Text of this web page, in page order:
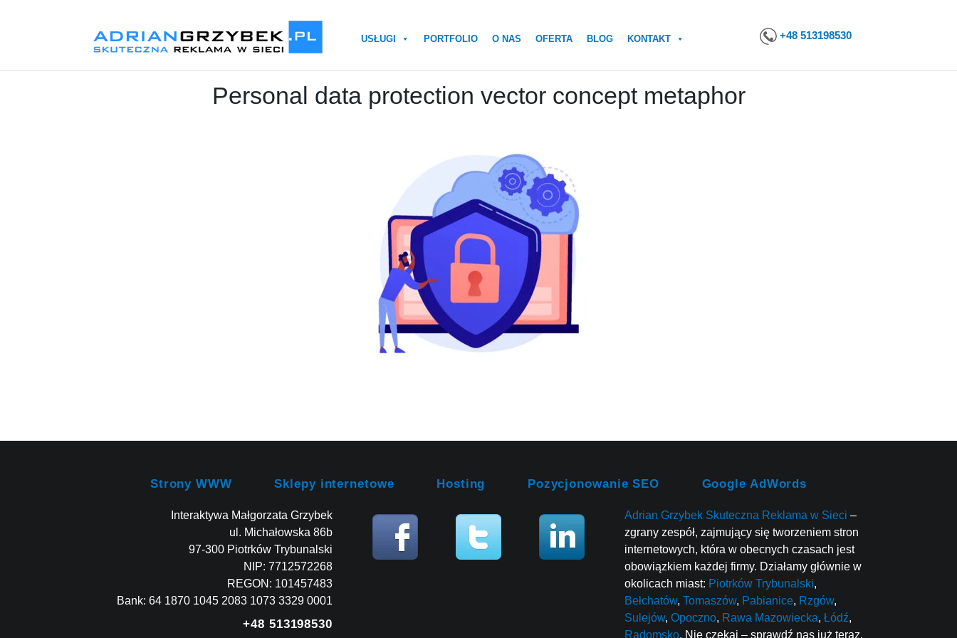
USŁUGI PORTFOLIO O NAS OFERTA BLOG KONTAKT +48 513198530
Personal data protection vector concept metaphor
Strony WWW Sklepy internetowe Hosting Pozycjonowanie SEO Google AdWords
Interaktywa Małgorzata Grzybek
ul. Michałowska 86b
97-300 Piotrków Trybunalski
NIP: 7712572268
REGON: 101457483
Bank: 64 1870 1045 2083 1073 3329 0001
+48 513198530
Adrian Grzybek Skuteczna Reklama w Sieci –
zgrany zespół, zajmujący się tworzeniem stron
internetowych, która w obecnych czasach jest
obowiązkiem każdej firmy. Działamy głównie w
okolicach miast: Piotrków Trybunalski,
Bełchatów, Tomaszów, Pabianice, Rzgów,
Sulejów, Opoczno, Rawa Mazowiecka, Łódź,
Radomsko. Nie czekaj – sprawdź nas już teraz.